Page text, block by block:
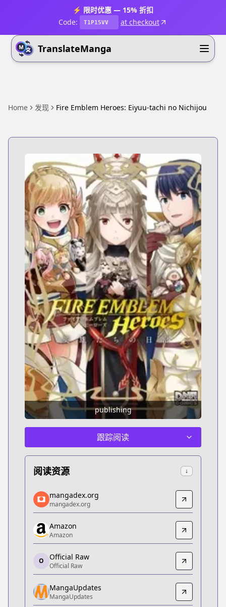
⚡ 限时优惠 — 15% 折扣
Code:
T1P15VV at checkout
TranslateManga
Home 发现 Fire Emblem Heroes: Eiyuu-tachi no Nichijou
publishing
跟踪阅读
阅读资源 ↓
mangadex.org
mangadex.org
https://mangadex.org/title/99830840-8b6f-479f-
Amazon
Amazon
https://www.amazon.co.jp/dp/4758020507
Official Raw
Official Raw
https://fire-emblem-heroes.com/ja/manga
MangaUpdates
mangadex.org
mangadex.org
Amazon
Amazon
O Official Raw
Official Raw
MangaUpdates
MangaUpdates